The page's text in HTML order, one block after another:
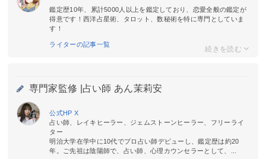
鑑定歴10年、累計5000人以上を鑑定しており、恋愛全般の鑑定が
得意です！西洋占星術、タロット、数秘術を特に専門としていま
す！
ライターの記事一覧
専門家監修 | 占い師 あん茉莉安
公式HP X
占い師、レイキヒーラー、ジェムストーンヒーラー、フリーライ
ター
明治大学在学中に10代でプロ占い師デビューし、鑑定歴は約20
年。ご先祖は陰陽師で、占い師、心理カウンセラーとして、...